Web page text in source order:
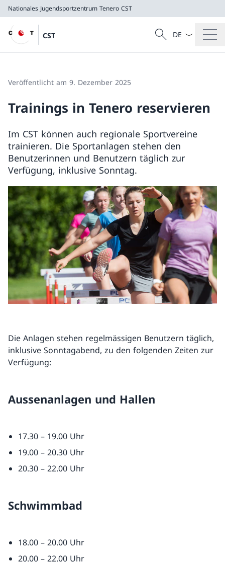
Nationales Jugendsportzentrum Tenero CST
CST
CST
Suche
Suche
Sprach
Veröffentlicht am 9. Dezember 2025
Trainings in Tenero reservieren
Im CST können auch regionale Sportvereine
trainieren. Die Sportanlagen stehen den
Benutzerinnen und Benutzern täglich zur
Verfügung, inklusive Sonntag.
Die Anlagen stehen regelmässigen Benutzern täglich,
inklusive Sonntagabend, zu den folgenden Zeiten zur
Verfügung:
Aussenanlagen und Hallen
17.30 – 19.00 Uhr
19.00 – 20.30 Uhr
20.30 – 22.00 Uhr
Schwimmbad
18.00 – 20.00 Uhr
20.00 – 22.00 Uhr